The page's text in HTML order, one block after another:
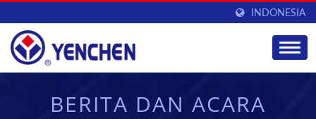
INDONESIA
BERITA DAN ACARA